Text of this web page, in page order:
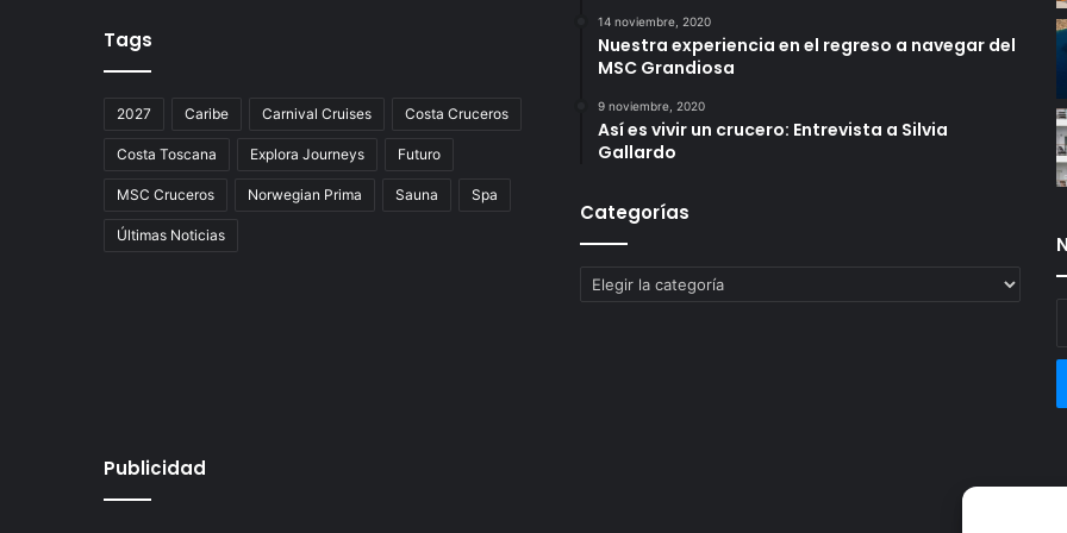
Tags
2027 Caribe Carnival Cruises Costa Cruceros
Costa Toscana Explora Journeys Futuro
MSC Cruceros Norwegian Prima Sauna Spa
Últimas Noticias
14 noviembre, 2020
Nuestra experiencia en el regreso a navegar del
MSC Grandiosa
9 noviembre, 2020
Así es vivir un crucero: Entrevista a Silvia
Gallardo
Categorías
Categorías
Publicidad